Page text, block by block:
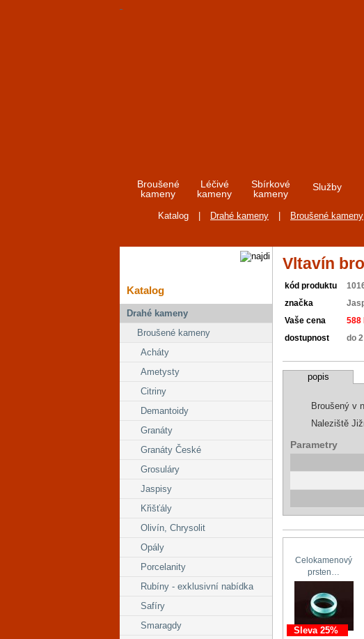
Broušené
kameny
Léčivé
kameny
Sbírkové
kameny
Služby
Katalog Drahé kameny Broušené kameny
Katalog
Drahé kameny
Broušené kameny
Acháty
Ametysty
Citriny
Demantoidy
Granáty
Granáty České
Grosuláry
Jaspisy
Křišťály
Olivín, Chrysolit
Opály
Porcelanity
Rubíny - exklusivní nabídka
Safíry
Smaragdy
Vltavín
kód produktu
značka
Vaše cena 588
dostupnost do
popis
Broušený v
Naleziště
Parametry
Celokamenový
prsten…
Sleva 25%